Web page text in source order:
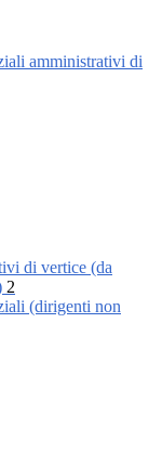
amministrativi di
di vertice (da
2
(dirigenti non